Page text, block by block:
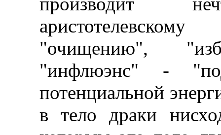
"очищению",
"инфлюэнс" -
потенциальной
в тело драки